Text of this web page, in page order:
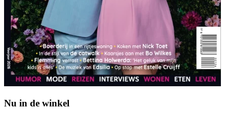
Nu in de winkel